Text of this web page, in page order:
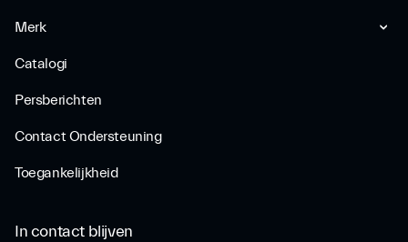
Merk
Catalogi
Persberichten
Contact Ondersteuning
Toegankelijkheid
In contact blijven